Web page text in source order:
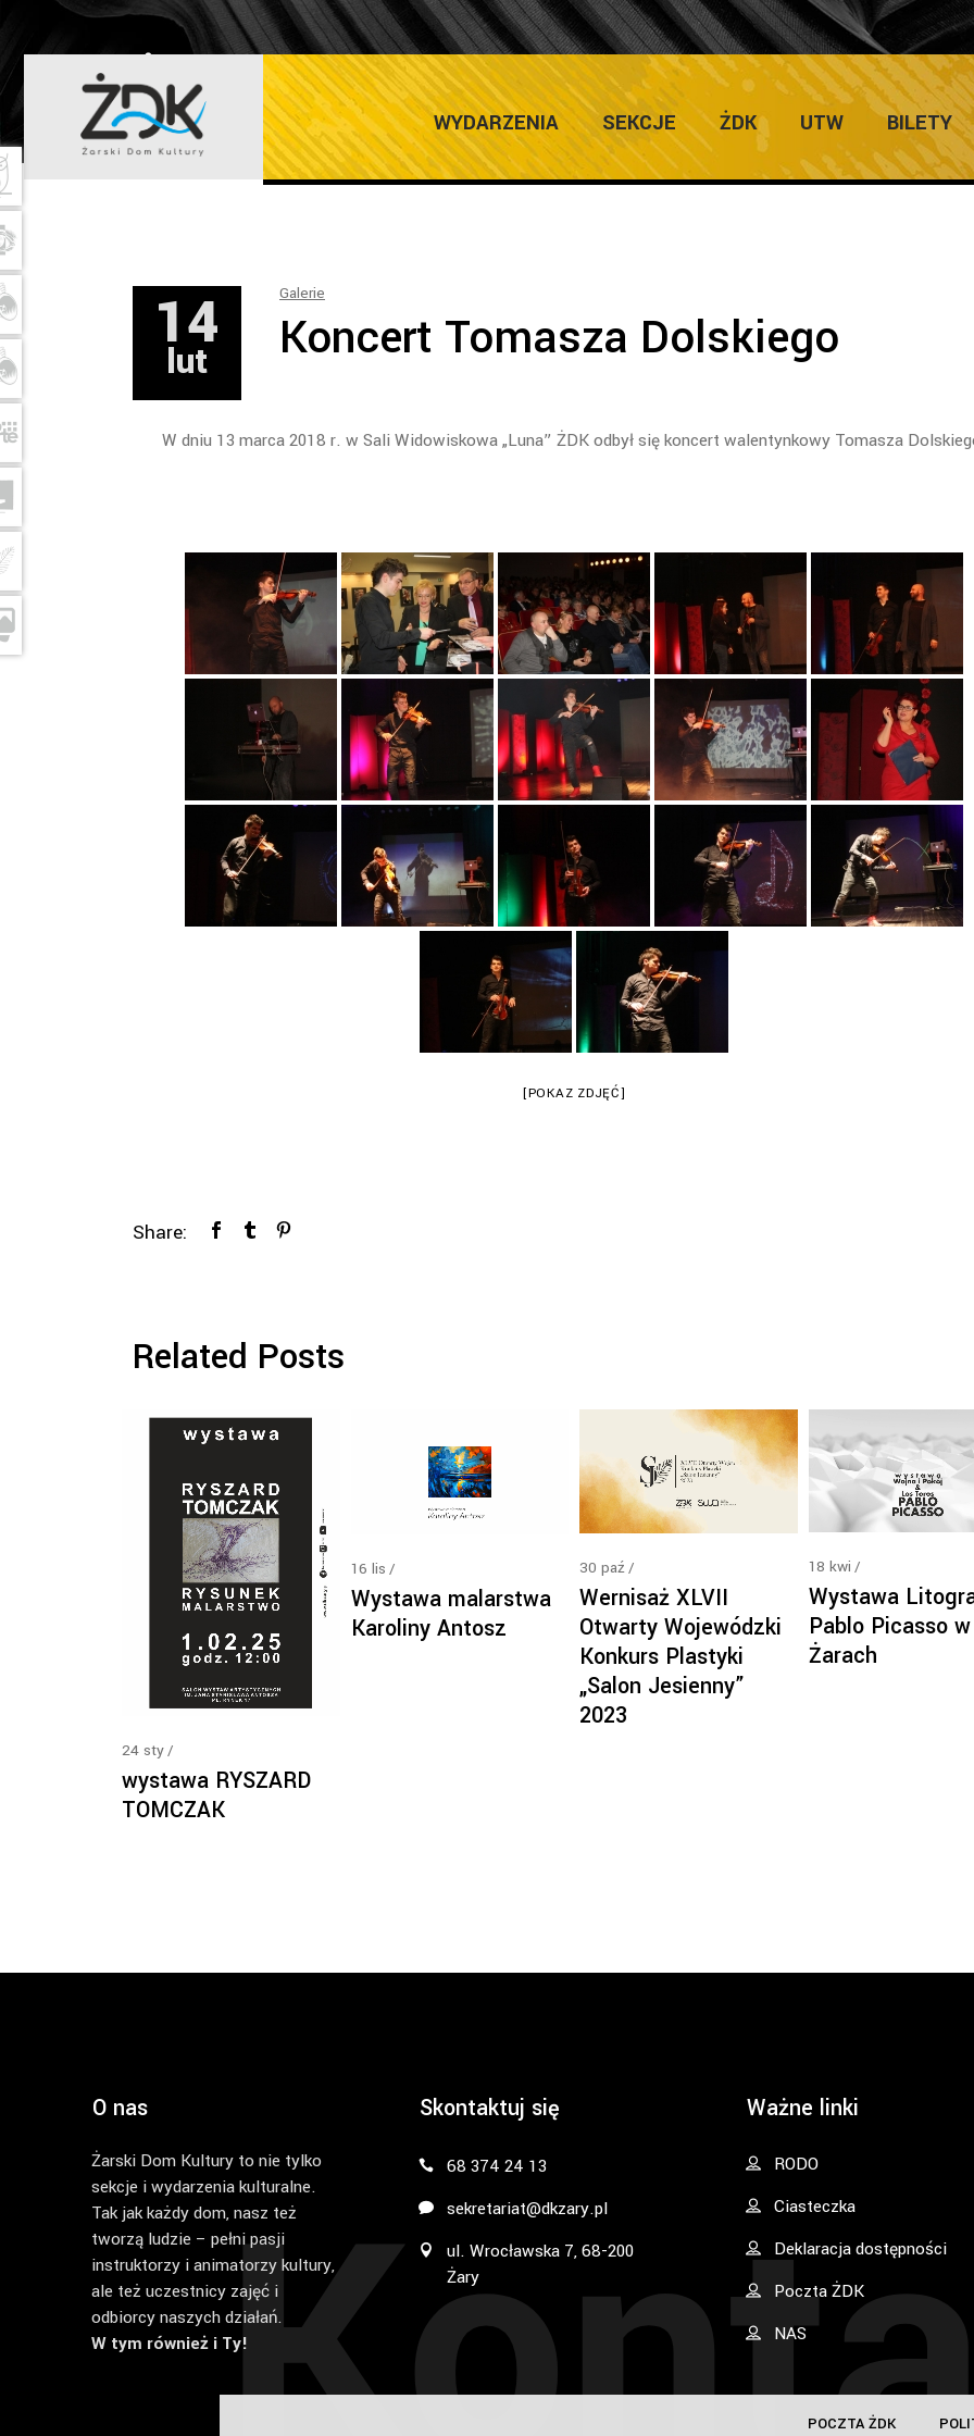
WYDARZENIA SEKCJE ŻDK UTW BILETY
POCZTA ŻDK
ŻARSKI DOM KULTURY
14
lut
Galerie
Koncert Tomasza Dolskiego
W dniu 13 marca 2018 r. w Sali Widowiskowa „Luna” ŻDK odbył się koncert walentynkowy Tomasza
[POKAZ ZDJĘĆ]
Share:
Related Posts
24 sty
wystawa RYSZARD
TOMCZAK
16 lis
Wystawa malarstwa
Karoliny Antosz
30 paź
Wernisaż XLVII
Otwarty Wojewódzki
Konkurs Plastyki
„Salon Jesienny”
2023
18 kwi
Wystawa
Pablo Picasso w
Żarach
O nas
Żarski Dom Kultury to nie tylko
sekcje i wydarzenia kulturalne.
Tak jak każdy dom, nasz też
tworzą ludzie – pełni pasji
instruktorzy i animatorzy kultury,
ale też uczestnicy zajęć i
odbiorcy naszych działań.
W tym również i Ty!
Skontaktuj się
68 374 24 13
sekretariat@dkzary.pl
ul. Wrocławska 7, 68-200
Żary
Ważne linki
RODO
Ciasteczka
Deklaracja dostępności
Poczta ŻDK
NAS